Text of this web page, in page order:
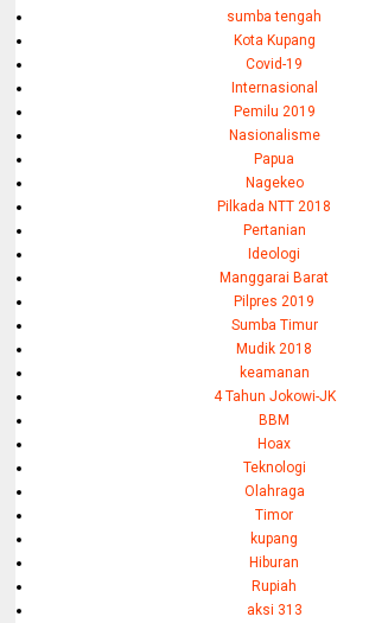
sumba tengah
Kota Kupang
Covid-19
Internasional
Pemilu 2019
Nasionalisme
Papua
Nagekeo
Pilkada NTT 2018
Pertanian
Ideologi
Manggarai Barat
Pilpres 2019
Sumba Timur
Mudik 2018
keamanan
4 Tahun Jokowi-JK
BBM
Hoax
Teknologi
Olahraga
Timor
kupang
Hiburan
Rupiah
aksi 313